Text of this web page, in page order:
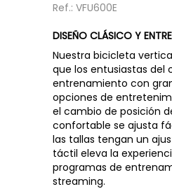
Ref.: VFU600E
DISEÑO CLÁSICO Y
Nuestra bicicleta
que los entusiastas del
entrenamiento con
opciones de
el cambio de posición
confortable se ajusta
las tallas tengan un
táctil eleva la
programas de
streaming.